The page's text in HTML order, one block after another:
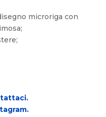
microriga con